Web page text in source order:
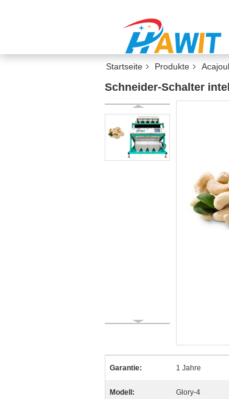
Startseite Produkte
Schneider-Schalter
Garantie: 1 Jahre
Modell: Glory-4